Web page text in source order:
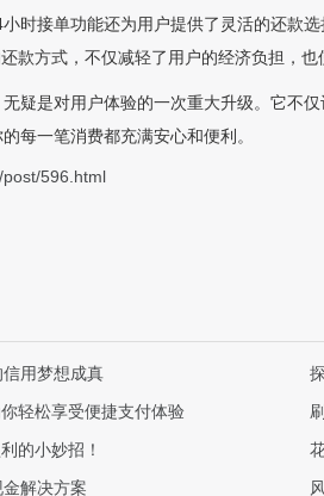
时接单功能还为用户提供了灵活的还款
款方式，不仅减轻了用户的经济负担，也
疑是对用户体验的一次重大升级。它不
每一笔消费都充满安心和便利。
596.html
用梦想成真
轻松享受便捷支付体验
的小妙招！
解决方案